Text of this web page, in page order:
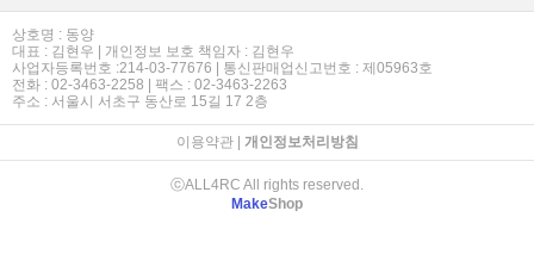
상호명 : 동양
대표 : 김현우 | 개인정보 보호 책임자 : 김현우
사업자등록번호 :214-03-77676 | 통신판매업신고번호 : 제05963호
전화 : 02-3463-2258 | 팩스 : 02-3463-2263
주소 : 서울시 서초구 동산로 15길 17 2층
이용약관| 개인정보처리방침
ⓒALL4RC All rights reserved.
MakeShop